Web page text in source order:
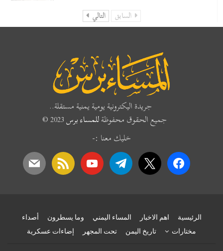
السابق التالي
جريدة اليكترونية يومية يمنية مستقلة..
جميع الحقوق محفوظةللمساء برس
خليك معنا :-
facebook
x
telegram
youtube
rss
mail
الرئيسية اهم الاخبار المساء اليمني وما يسطرون
أصداء
مختارات
تاريخ اليمن تحت المجهر إضاءات عسكرية